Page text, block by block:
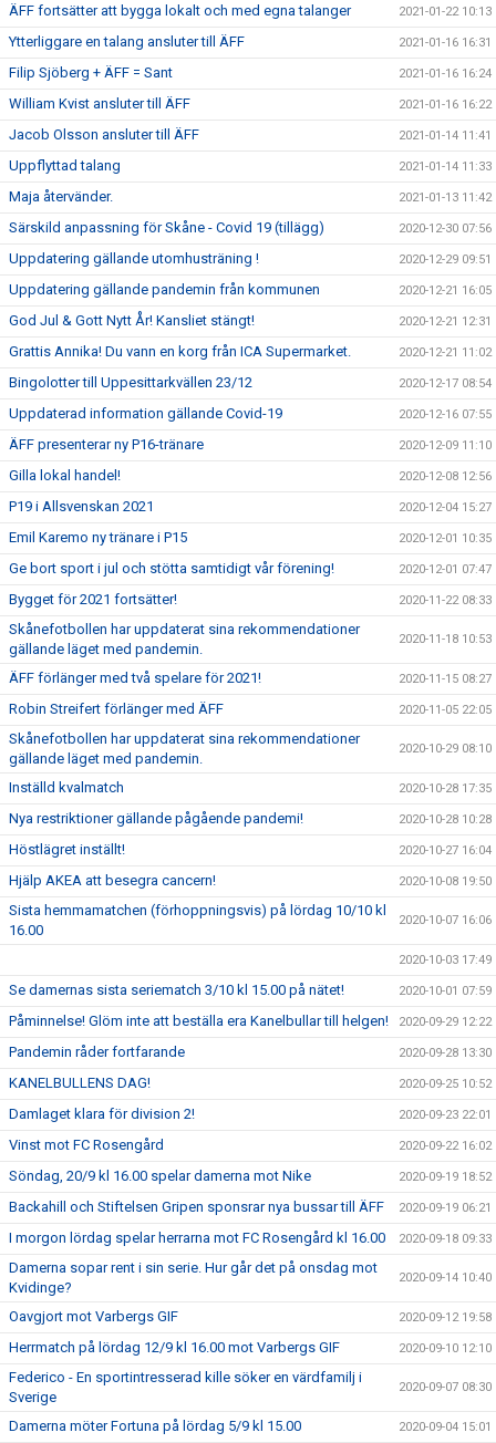
ÄFF fortsätter att bygga lokalt och med egna talanger 2021-01-22 10:13
Ytterliggare en talang ansluter till ÄFF 2021-01-16 16:31
Filip Sjöberg + ÄFF = Sant 2021-01-16 16:24
William Kvist ansluter till ÄFF 2021-01-16 16:22
Jacob Olsson ansluter till ÄFF 2021-01-14 11:41
Uppflyttad talang 2021-01-14 11:33
Maja återvänder. 2021-01-13 11:42
Särskild anpassning för Skåne - Covid 19 (tillägg) 2020-12-30 07:56
Uppdatering gällande utomhusträning ! 2020-12-29 09:51
Uppdatering gällande pandemin från kommunen 2020-12-21 16:05
God Jul & Gott Nytt År! Kansliet stängt! 2020-12-21 12:31
Grattis Annika! Du vann en korg från ICA Supermarket. 2020-12-21 11:02
Bingolotter till Uppesittarkvällen 23/12 2020-12-17 08:54
Uppdaterad information gällande Covid-19 2020-12-16 07:55
ÄFF presenterar ny P16-tränare 2020-12-09 11:10
Gilla lokal handel! 2020-12-08 12:56
P19 i Allsvenskan 2021 2020-12-04 15:27
Emil Karemo ny tränare i P15 2020-12-01 10:35
Ge bort sport i jul och stötta samtidigt vår förening! 2020-12-01 07:47
Bygget för 2021 fortsätter! 2020-11-22 08:33
Skånefotbollen har uppdaterat sina rekommendationer
gällande läget med pandemin.
2020-11-18 10:53
ÄFF förlänger med två spelare för 2021! 2020-11-15 08:27
Robin Streifert förlänger med ÄFF 2020-11-05 22:05
Skånefotbollen har uppdaterat sina rekommendationer
gällande läget med pandemin.
2020-10-29 08:10
Inställd kvalmatch 2020-10-28 17:35
Nya restriktioner gällande pågående pandemi! 2020-10-28 10:28
Höstlägret inställt! 2020-10-27 16:04
Hjälp AKEA att besegra cancern! 2020-10-08 19:50
Sista hemmamatchen (förhoppningsvis) på lördag 10/10 kl
16.00
2020-10-07 16:06
2020-10-03 17:49
Se damernas sista seriematch 3/10 kl 15.00 på nätet! 2020-10-01 07:59
Påminnelse! Glöm inte att beställa era Kanelbullar till helgen! 2020-09-29 12:22
Pandemin råder fortfarande 2020-09-28 13:30
KANELBULLENS DAG! 2020-09-25 10:52
Damlaget klara för division 2! 2020-09-23 22:01
Vinst mot FC Rosengård 2020-09-22 16:02
Söndag, 20/9 kl 16.00 spelar damerna mot Nike 2020-09-19 18:52
Backahill och Stiftelsen Gripen sponsrar nya bussar till ÄFF 2020-09-19 06:21
I morgon lördag spelar herrarna mot FC Rosengård kl 16.00 2020-09-18 09:33
Damerna sopar rent i sin serie. Hur går det på onsdag mot
Kvidinge?
2020-09-14 10:40
Oavgjort mot Varbergs GIF 2020-09-12 19:58
Herrmatch på lördag 12/9 kl 16.00 mot Varbergs GIF 2020-09-10 12:10
Federico - En sportintresserad kille söker en värdfamilj i
Sverige
2020-09-07 08:30
Damerna möter Fortuna på lördag 5/9 kl 15.00 2020-09-04 15:01